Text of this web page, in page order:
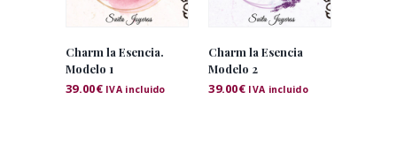
Charm la Esencia.
Modelo 1
39.00€ IVA incluido
Charm la Esencia
Modelo 2
39.00€ IVA incluido